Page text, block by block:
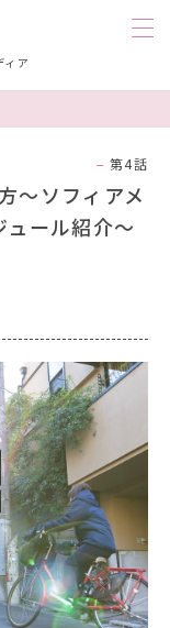
ィア
第4話
～ソフィアメ
ール紹介～